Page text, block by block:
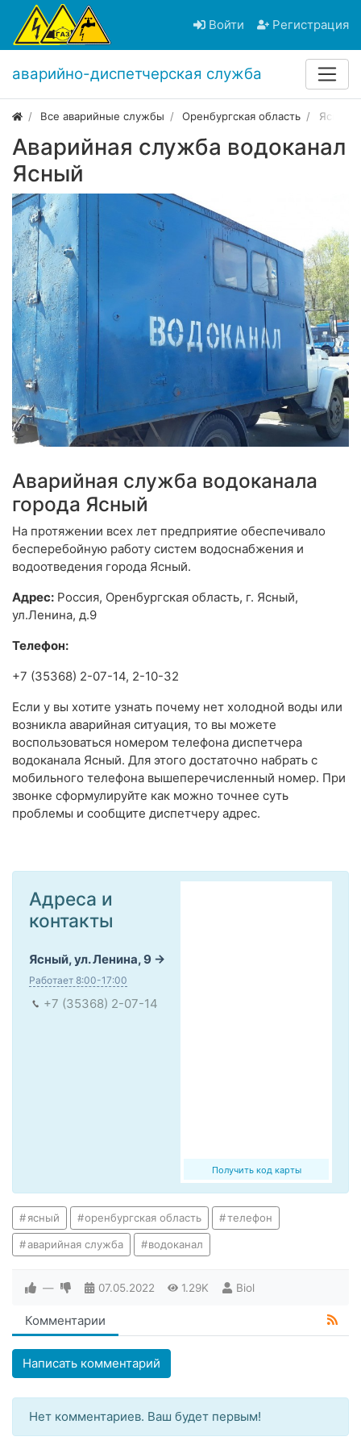
Войти Регистрация
аварийно-диспетчерская служба
Все аварийные службы Оренбургская область Ясный
Аварийная служба водоканал
Ясный
Аварийная служба водоканала
города Ясный
На протяжении всех лет предприятие обеспечивало
бесперебойную работу систем водоснабжения и
водоотведения города Ясный.
Адрес: Россия, Оренбургская область, г. Ясный,
ул.Ленина, д.9
Телефон:
+7 (35368) 2-07-14, 2-10-32
Если у вы хотите узнать почему нет холодной воды или
возникла аварийная ситуация, то вы можете
воспользоваться номером телефона диспетчера
водоканала Ясный. Для этого достаточно набрать с
мобильного телефона вышеперечисленный номер. При
звонке сформулируйте как можно точнее суть
проблемы и сообщите диспетчеру адрес.
Получить код карты
Адреса и
контакты
Ясный, ул. Ленина, 9
Работает 8:00-17:00
+7 (35368) 2-07-14
ясный оренбургская область телефон
аварийная служба водоканал
— 07.05.2022 1.29K Biol
Комментарии
Написать комментарий
Нет комментариев. Ваш будет первым!